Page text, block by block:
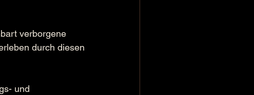
verborgene
durch diesen
und